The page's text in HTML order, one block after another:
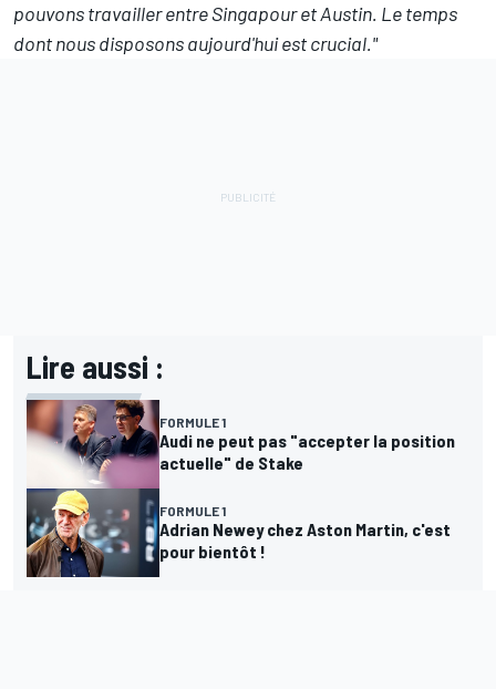
pouvons travailler entre Singapour et Austin. Le temps
dont nous disposons aujourd'hui est crucial."
Lire aussi :
FORMULE 1
Audi ne peut pas "accepter la position
actuelle" de Stake
FORMULE 1
Adrian Newey chez Aston Martin, c'est
pour bientôt !